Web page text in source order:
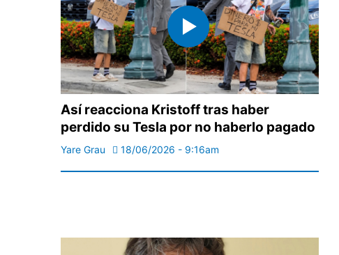
Así reacciona Kristoff tras haber
perdido su Tesla por no haberlo pagado
Yare Grau 18/06/2026 - 9:16am